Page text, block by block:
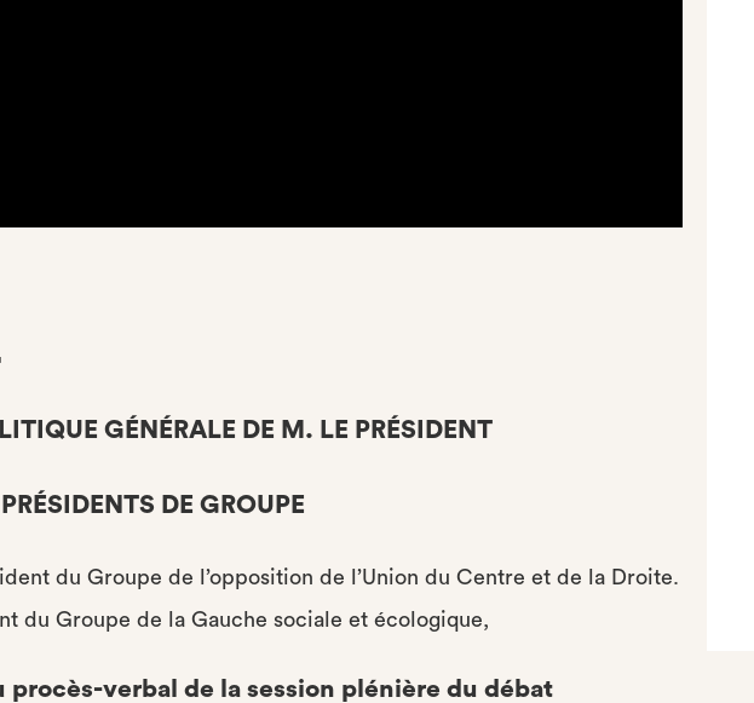
GÉNÉRALE DE M. LE PRÉSIDENT
DE GROUPE
du Groupe de l’opposition de l’Union du Centre et de la Droite.
du Groupe de la Gauche sociale et écologique,
procès-verbal de la session plénière du débat